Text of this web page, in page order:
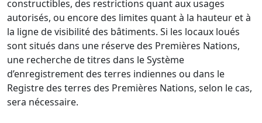
constructibles, des restrictions quant aux usages
autorisés, ou encore des limites quant à la hauteur et à
la ligne de visibilité des bâtiments. Si les locaux loués
sont situés dans une réserve des Premières Nations,
une recherche de titres dans le Système
d’enregistrement des terres indiennes ou dans le
Registre des terres des Premières Nations, selon le cas,
sera nécessaire.